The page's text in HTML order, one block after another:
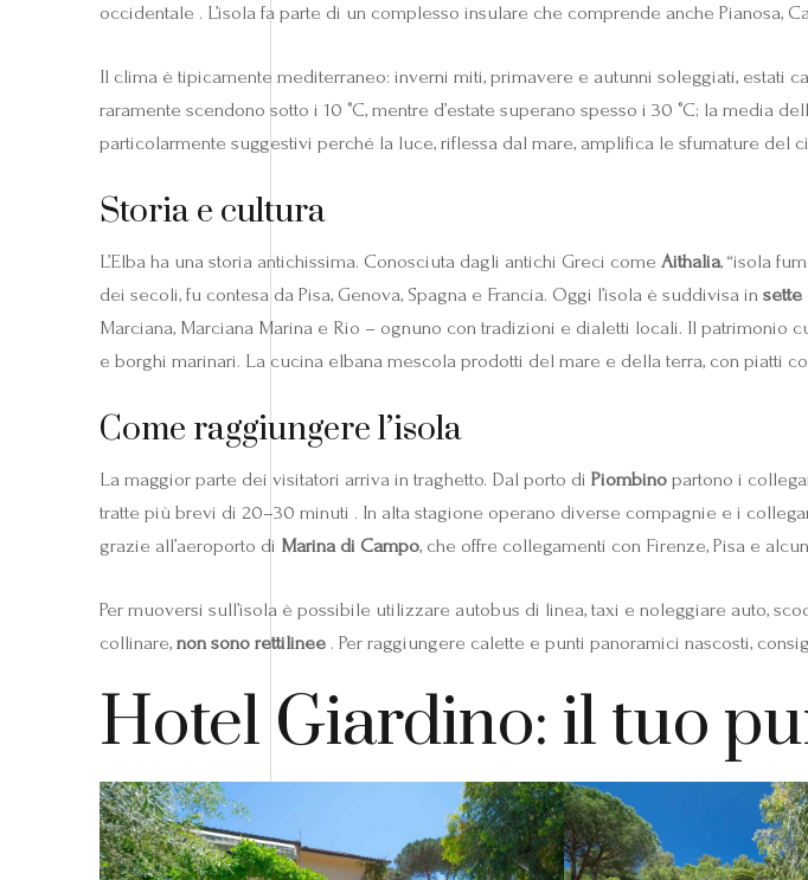
occidentale . L’isola fa parte di un complesso insulare che comprende anche Pianosa,
Il clima è tipicamente mediterraneo: inverni miti, primavere e autunni soleggiati,
raramente scendono sotto i 10 °C, mentre d’estate superano spesso i 30 °C; la media
particolarmente suggestivi perché la luce, riflessa dal mare, amplifica le sfumature del
Storia e cultura
L’Elba ha una storia antichissima. Conosciuta dagli antichi Greci come Aithalia, “isola
dei secoli, fu contesa da Pisa, Genova, Spagna e Francia. Oggi l’isola è suddivisa in sette
Marciana, Marciana Marina e Rio – ognuno con tradizioni e dialetti locali. Il
e borghi marinari. La cucina elbana mescola prodotti del mare e della terra, con piatti
Come raggiungere l’isola
La maggior parte dei visitatori arriva in traghetto. Dal porto di Piombino partono i
tratte più brevi di 20–30 minuti . In alta stagione operano diverse compagnie e i
grazie all’aeroporto di Marina di Campo, che offre collegamenti con Firenze, Pisa e
Per muoversi sull’isola è possibile utilizzare autobus di linea, taxi e noleggiare auto,
collinare, non sono rettilinee . Per raggiungere calette e punti panoramici nascosti,
Hotel Giardino: il tuo